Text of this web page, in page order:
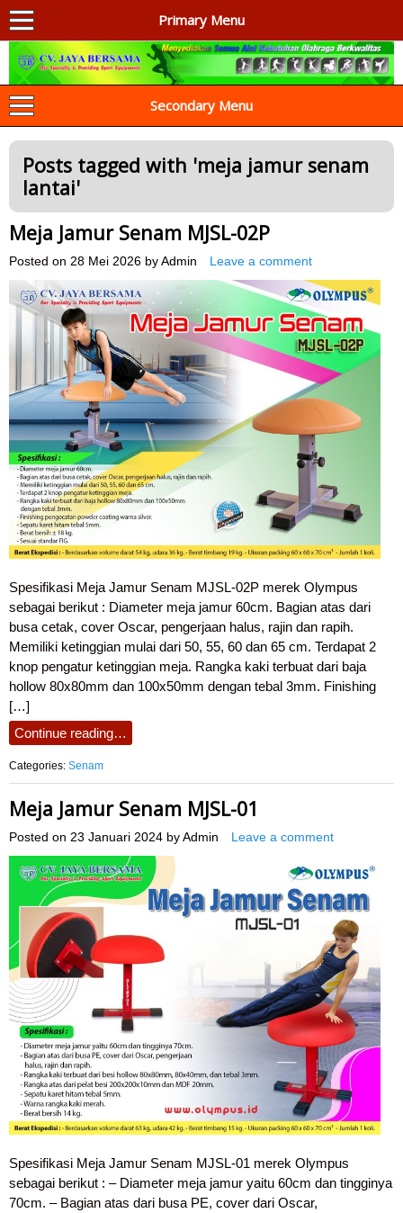
Primary Menu
AGEN ALAT OLAHRAGA
Menyediakan Alat Olahraga Terlengkap di Indonesia
Secondary Menu
Posts tagged with 'meja jamur senam
lantai'
Meja Jamur Senam MJSL-02P
Posted on 28 Mei 2026 by Admin Leave a comment
Spesifikasi Meja Jamur Senam MJSL-02P merek Olympus
sebagai berikut : Diameter meja jamur 60cm. Bagian atas dari
busa cetak, cover Oscar, pengerjaan halus, rajin dan rapih.
Memiliki ketinggian mulai dari 50, 55, 60 dan 65 cm. Terdapat 2
knop pengatur ketinggian meja. Rangka kaki terbuat dari baja
hollow 80x80mm dan 100x50mm dengan tebal 3mm. Finishing
[…]
Continue reading…
Categories: Senam
Meja Jamur Senam MJSL-01
Posted on 23 Januari 2024 by Admin Leave a comment
Spesifikasi Meja Jamur Senam MJSL-01 merek Olympus
sebagai berikut : – Diameter meja jamur yaitu 60cm dan tingginya
70cm. – Bagian atas dari busa PE, cover dari Oscar,